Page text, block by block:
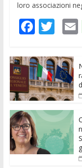
loro associazioni
F
e
b
o
o
k
T
itt
er l